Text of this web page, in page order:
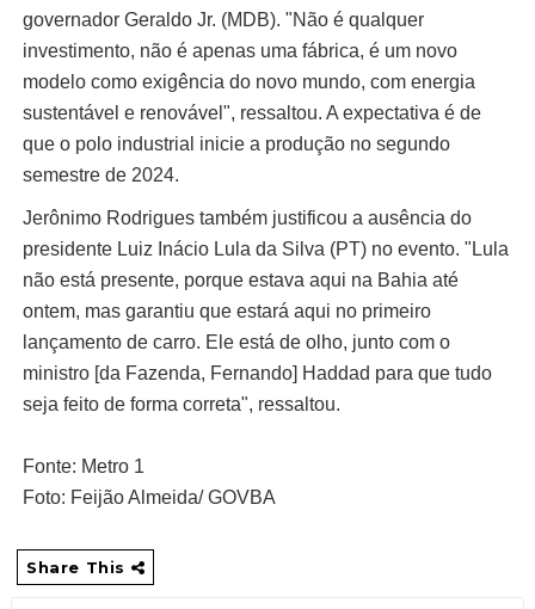
governador Geraldo Jr. (MDB). "Não é qualquer
investimento, não é apenas uma fábrica, é um novo
modelo como exigência do novo mundo, com energia
sustentável e renovável", ressaltou. A expectativa é de
que o polo industrial inicie a produção no segundo
semestre de 2024.
Jerônimo Rodrigues também justificou a ausência do
presidente Luiz Inácio Lula da Silva (PT) no evento. "Lula
não está presente, porque estava aqui na Bahia até
ontem, mas garantiu que estará aqui no primeiro
lançamento de carro. Ele está de olho, junto com o
ministro [da Fazenda, Fernando] Haddad para que tudo
seja feito de forma correta", ressaltou.
Fonte: Metro 1
Foto: Feijão Almeida/ GOVBA
Share This